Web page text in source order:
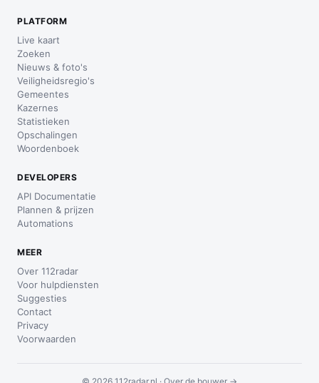
PLATFORM
Live kaart
Zoeken
Nieuws & foto's
Veiligheidsregio's
Gemeentes
Kazernes
Statistieken
Opschalingen
Woordenboek
DEVELOPERS
API Documentatie
Plannen & prijzen
Automations
MEER
Over 112radar
Voor hulpdiensten
Suggesties
Contact
Privacy
Voorwaarden